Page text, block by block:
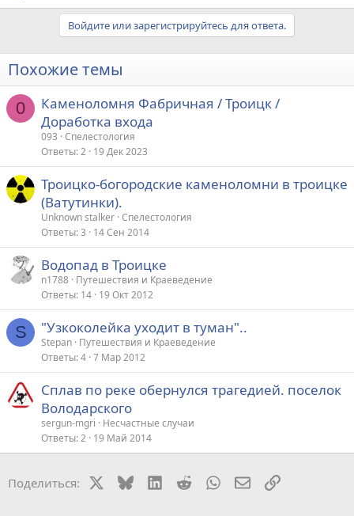
Войдите или зарегистрируйтесь для ответа.
Похожие темы
0
Каменоломня Фабричная / Троицк /
Доработка входа
093 Спелестология
Ответы 2 19 Дек 2023
Троицко-богородские каменоломни в троицке
(Ватутинки).
Unknown stalker Спелестология
Ответы 3 14 Сен 2014
Водопад в Троицке
n1788 Путешествия и Краеведение
Ответы 14 19 Окт 2012
S "Узкоколейка уходит в туман"..
Stepan Путешествия и Краеведение
Ответы 4 7 Мар 2012
Сплав по реке обернулся трагедией. поселок
Володарского
sergun-mgri
Несчастные случаи
Ответы 2 19 Май 2014
Поделиться: BlueskyLinkedIn
RedditWhatsAppЭлектронная
Ссылка